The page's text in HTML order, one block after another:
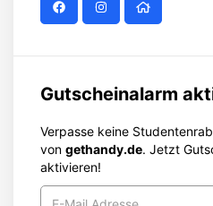
Gutscheinalarm
Verpasse keine
von gethandy.de. Jetzt
aktivieren!